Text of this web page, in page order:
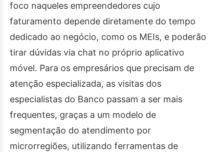
foco naqueles empreendedores cujo
faturamento depende diretamente do tempo
dedicado ao negócio, como os MEIs, e poderão
tirar dúvidas via chat no próprio aplicativo
móvel. Para os empresários que precisam de
atenção especializada, as visitas dos
especialistas do Banco passam a ser mais
frequentes, graças a um modelo de
segmentação do atendimento por
microrregiões, utilizando ferramentas de